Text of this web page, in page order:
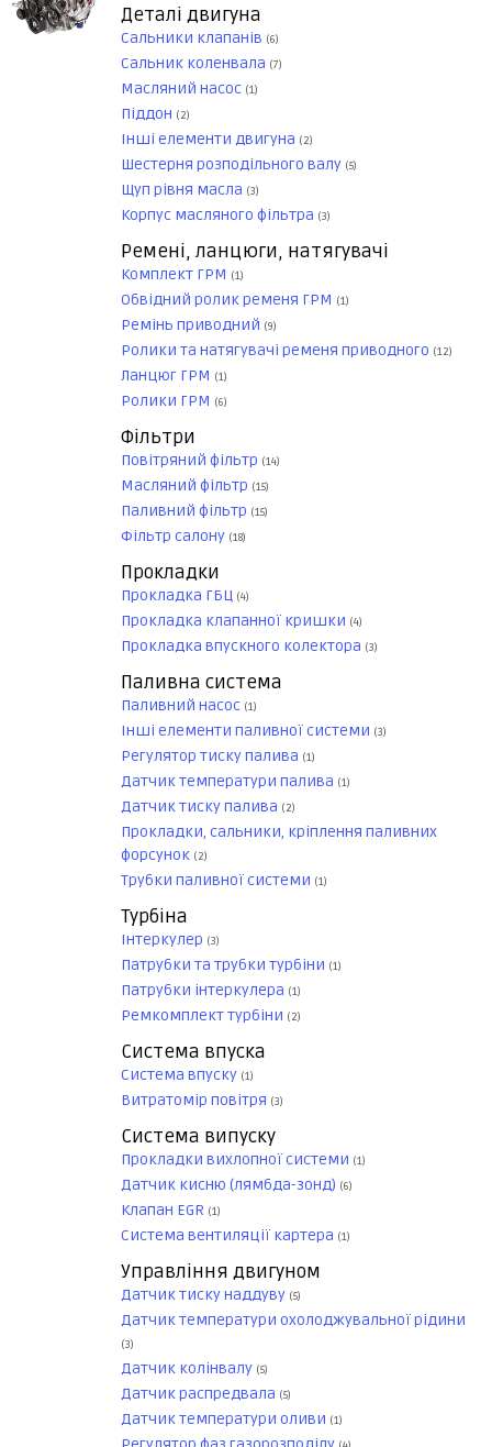
Деталі двигуна
Сальники клапанів (6)
Сальник коленвала (7)
Масляний насос (1)
Піддон (2)
Інші елементи двигуна (2)
Шестерня розподільного валу (5)
Щуп рівня масла (3)
Корпус масляного фільтра (3)
Ремені, ланцюги, натягувачі
Комплект ГРМ (1)
Обвідний ролик ременя ГРМ (1)
Ремінь приводний (9)
Ролики та натягувачі ременя приводного (12)
Ланцюг ГРМ (1)
Ролики ГРМ (6)
Фільтри
Повітряний фільтр (14)
Масляний фільтр (15)
Паливний фільтр (15)
Фільтр салону (18)
Прокладки
Прокладка ГБЦ (4)
Прокладка клапанної кришки (4)
Прокладка впускного колектора (3)
Паливна система
Паливний насос (1)
Інші елементи паливної системи (3)
Регулятор тиску палива (1)
Датчик температури палива (1)
Датчик тиску палива (2)
Прокладки, сальники, кріплення паливних
форсунок (2)
Трубки паливної системи (1)
Турбіна
Інтеркулер (3)
Патрубки та трубки турбіни (1)
Патрубки інтеркулера (1)
Ремкомплект турбіни (2)
Система впуска
Система впуску (1)
Витратомір повітря (3)
Система випуску
Прокладки вихлопної системи (1)
Датчик кисню (лямбда-зонд) (6)
Клапан EGR (1)
Система вентиляції картера (1)
Управління двигуном
Датчик тиску наддуву (5)
Датчик температури охолоджувальної рідини
(3)
Датчик колінвалу (5)
Датчик распредвала (5)
Датчик температури оливи (1)